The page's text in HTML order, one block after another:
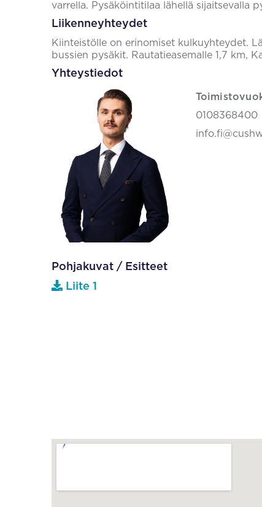
varrella. Pysäköintitilaa lähellä sijaitsevalla
Liikenneyhteydet
Kiinteistölle on erinomiset kulkuyhteydet.
bussien pysäkit. Rautatieasemalle 1,7 km,
Yhteystiedot
0108368400
Pohjakuvat / Esitteet
Liite 1